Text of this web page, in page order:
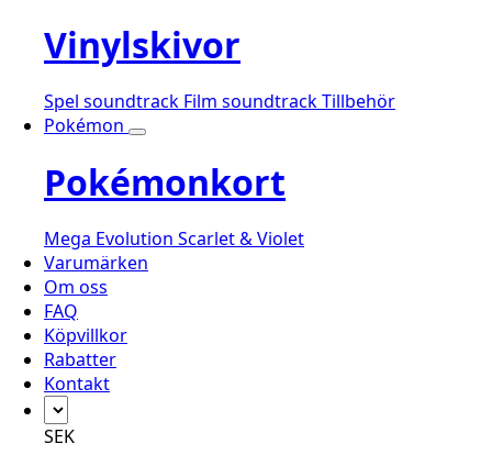
Vinylskivor
Spel soundtrack Film soundtrackTillbehör
Pokémon
Pokémonkort
Mega Evolution Scarlet & Violet
Varumärken
Om oss
FAQ
Köpvillkor
Rabatter
Kontakt
SEK